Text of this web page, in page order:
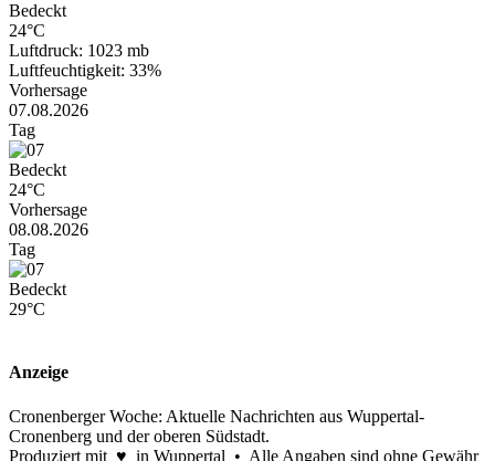
Bedeckt
24°C
Luftdruck: 1023 mb
Luftfeuchtigkeit: 33%
Vorhersage
07.08.2026
Tag
Bedeckt
24°C
Vorhersage
08.08.2026
Tag
Bedeckt
29°C
Anzeige
Cronenberger Woche: Aktuelle Nachrichten aus Wuppertal-
Cronenberg und der oberen Südstadt.
Produziert mit ♥ in Wuppertal • Alle Angaben sind ohne Gewähr